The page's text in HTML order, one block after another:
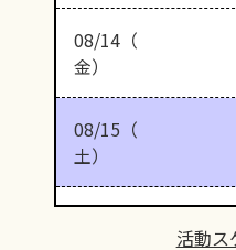
08/14（
金）
08/15（
土）
活動ス